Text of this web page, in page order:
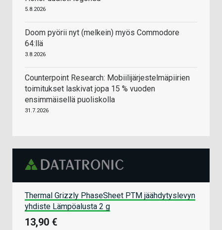
5.8.2026
Doom pyörii nyt (melkein) myös Commodore
64:llä
3.8.2026
Counterpoint Research: Mobiilijärjestelmäpiirien
toimitukset laskivat jopa 15 % vuoden
ensimmäisellä puoliskolla
31.7.2026
Thermal Grizzly PhaseSheet PTM jäähdytyslevyn
yhdiste Lämpöalusta 2 g
13,90 €